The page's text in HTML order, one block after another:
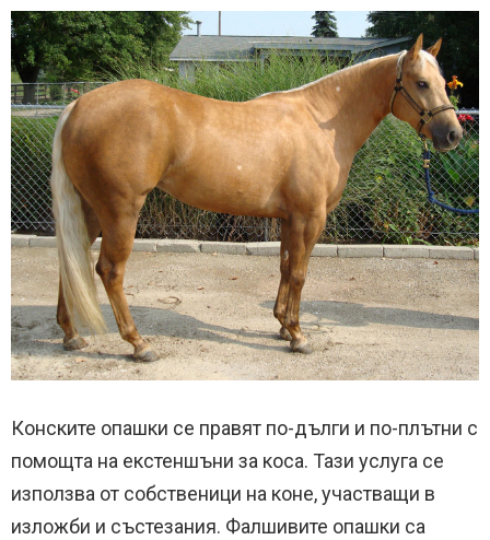
Конските опашки се правят по-дълги и по-плътни с
помощта на екстеншъни за коса. Тази услуга се
използва от собственици на коне, участващи в
изложби и състезания. Фалшивите опашки са